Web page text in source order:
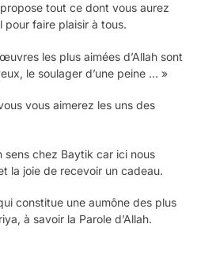
tout ce dont vous aurez
pour faire plaisir à tous.
le soulager d’une peine … »
vous aimerez les uns des
chez Baytik car ici nous
la joie de recevoir un cadeau.
constitue une aumône des plus
à savoir la Parole d’Allah.